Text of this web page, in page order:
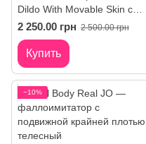
Dildo With Movable Skin с
мошонкой
2 250.00 грн 2 500.00 грн
Купить
−10%